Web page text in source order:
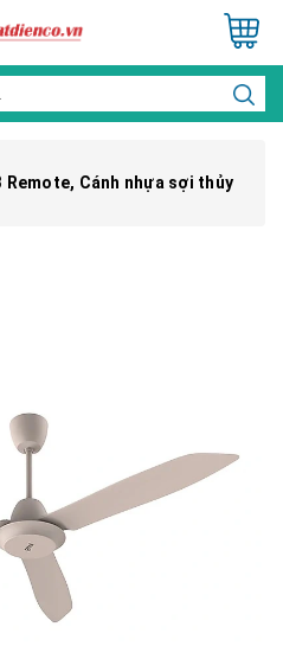
Cánh nhựa sợi thủy